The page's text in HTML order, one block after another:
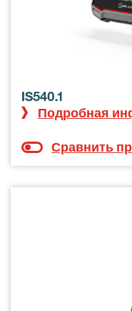
IS540.1
Подробная